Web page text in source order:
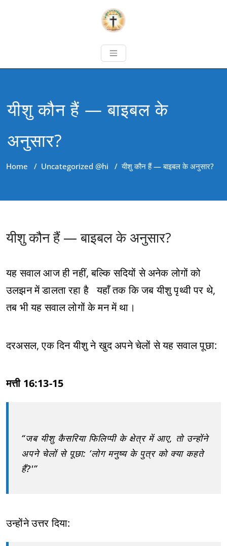
यीशु कौन हैं — बाइबल के
अनुसार?
Home / Uncategorized @hi /यीशु कौन हैं — बाइबल के अनुसार?
यीशु कौन हैं — बाइबल के अनुसार?
यह सवाल आज ही नहीं, बल्कि सदियों से अनेक लोगों को
उलझन में डालता रहा है यहाँ तक कि जब यीशु पृथ्वी पर थे,
तब भी यह सवाल लोगों के मन में था।
दरअसल, एक दिन यीशु ने खुद अपने चेलों से यह सवाल पूछा:
मत्ती 16:13-15
“जब यीशु कैसरिया फिलिप्पी के क्षेत्र में आए, तो उन्होंने
अपने चेलों से पूछा: ‘लोग मनुष्य के पुत्र को क्या कहते
हैं?'”
उन्होंने उत्तर दिया: